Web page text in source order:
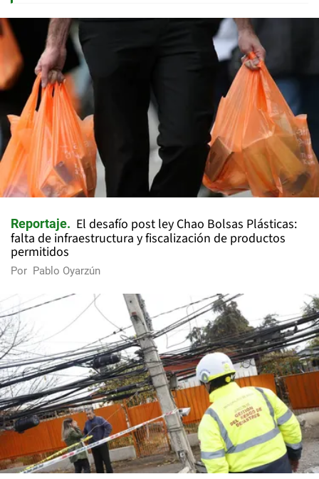
Reportaje
El desafío post ley Chao Bolsas Plásticas:
falta de infraestructura y fiscalización de productos
permitidos
Por Pablo Oyarzún